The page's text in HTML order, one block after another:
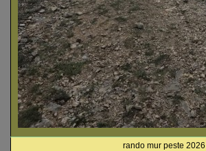
rando mur peste